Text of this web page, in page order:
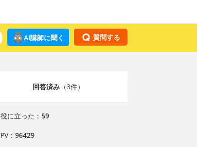
質問する
AI講師に聞く
回答済み（3件）
役に立った： 59
PV： 96429